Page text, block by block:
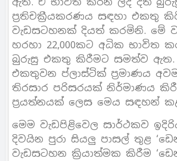
ප්‍රතිචක්‍රීයකරණය සඳහා එකතු
වැඩසටහනක් දියත් කරමිනි. මේ
හරහා 22,000කට අධික භාවිත
බුරුසු එකතු කිරීමට සමත්ව ඇත.
එකතුවන ප්ලාස්ටික් ප්‍රමාණය
තිරසාර පරිසරයක් නිර්මාණය
ප්‍රයත්නයක් ලෙස මෙය සඳහන්
මෙම වැඩපිළිවෙල සාර්ථකව
දිවයින පුරා සියලු පාසල් තුළ
වැඩසටහන ක්‍රියාත්මක කිරීම